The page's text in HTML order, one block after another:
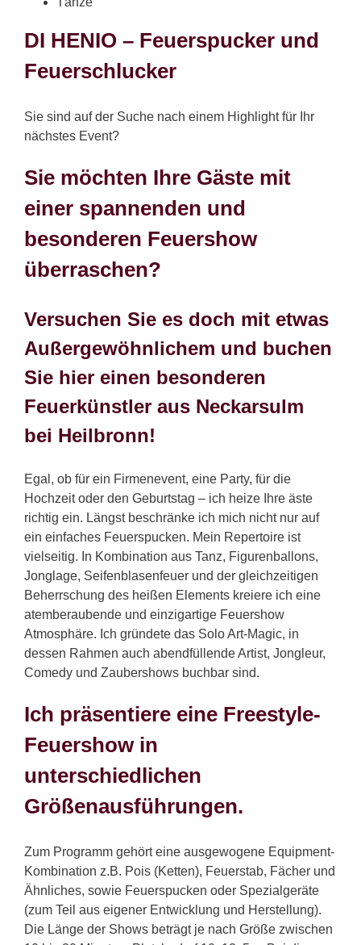
DI HENIO – Feuerspucker und
Feuerschlucker
Sie sind auf der Suche nach einem Highlight für Ihr
nächstes Event?
Sie möchten Ihre Gäste mit
einer spannenden und
besonderen Feuershow
überraschen?
Versuchen Sie es doch mit etwas
Außergewöhnlichem und buchen
Sie hier einen besonderen
Feuerkünstler aus Neckarsulm
bei Heilbronn!
Egal, ob für ein Firmenevent, eine Party, für die
Hochzeit oder den Geburtstag – ich heize Ihre äste
richtig ein. Längst beschränke ich mich nicht nur auf
ein einfaches Feuerspucken. Mein Repertoire ist
vielseitig. In Kombination aus Tanz, Figurenballons,
Jonglage, Seifenblasenfeuer und der gleichzeitigen
Beherrschung des heißen Elements kreiere ich eine
atemberaubende und einzigartige Feuershow
Atmosphäre. Ich gründete das Solo Art-Magic, in
dessen Rahmen auch abendfüllende Artist, Jongleur,
Comedy und Zaubershows buchbar sind.
Ich präsentiere eine Freestyle-
Feuershow in
unterschiedlichen
Größenausführungen.
Zum Programm gehört eine ausgewogene Equipment-
Kombination z.B. Pois (Ketten), Feuerstab, Fächer und
Ähnliches, sowie Feuerspucken oder Spezialgeräte
(zum Teil aus eigener Entwicklung und Herstellung).
Die Länge der Shows beträgt je nach Größe zwischen